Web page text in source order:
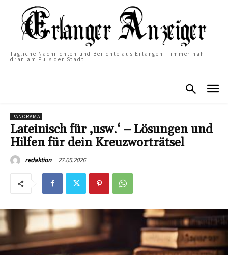
Tägliche Nachrichten und Berichte aus Erlangen – immer nah
dran am Puls der Stadt
PANORAMA
Lateinisch für ‚usw.‘ – Lösungen und
Hilfen für dein Kreuzworträtsel
redaktion 27.05.2026